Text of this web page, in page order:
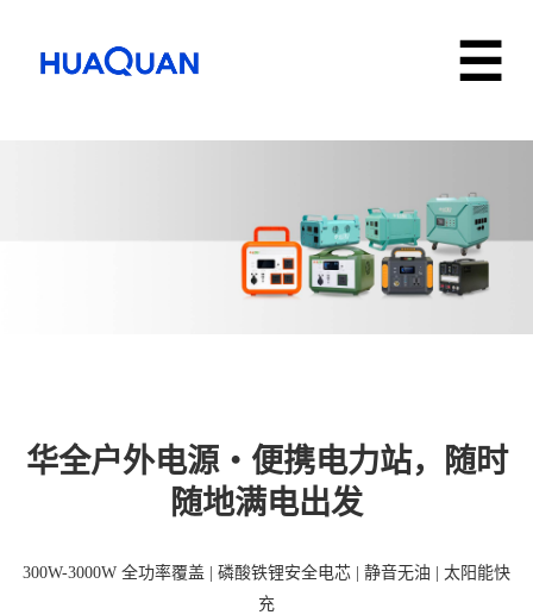
华全户外电源・便携电力站，随时
随地满电出发
300W-3000W 全功率覆盖 | 磷酸铁锂安全电芯 | 静音无油 | 太阳能快
充